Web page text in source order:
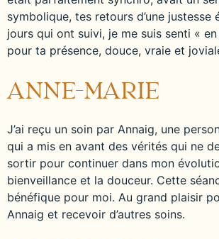
symbolique, tes retours d’une justesse
jours qui ont suivi, je me suis senti «
pour ta présence, douce, vraie et
ANNE-MARIE
J’ai reçu un soin par Annaig, une
qui a mis en avant des vérités qui ne
sortir pour continuer dans mon
bienveillance et la douceur. Cette
bénéfique pour moi. Au grand plaisir
Annaig et recevoir d’autres soins.